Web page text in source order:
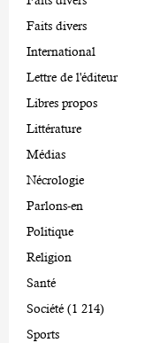
Faits divers
International
Lettre de l'éditeur
Libres propos
Littérature
Médias
Nécrologie
Parlons-en
Politique
Religion
Santé
Société (1 214)
Sports